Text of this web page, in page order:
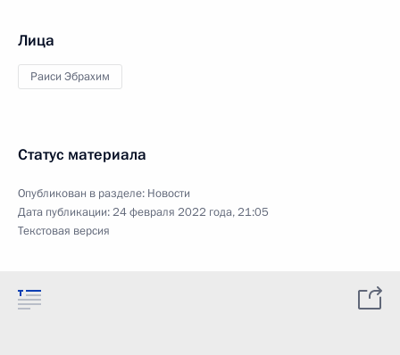
Лица
Раиси Эбрахим
Статус материала
Опубликован в разделе: Новости
Дата публикации:24 февраля 2022 года, 21:05
Текстовая версия